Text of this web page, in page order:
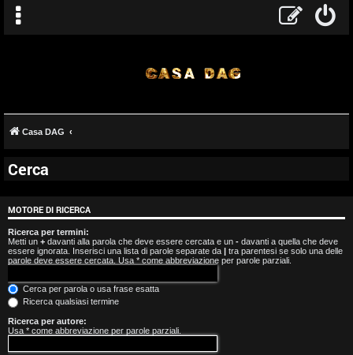
A
r
g
o
m
e
n
Casa DAG
Cerca
MOTORE DI RICERCA
Ricerca per termini:
Metti un + davanti alla parola che deve essere cercata e un - davanti a quella che deve
essere ignorata. Inserisci una lista di parole separate da | tra parentesi se solo una delle
parole deve essere cercata. Usa * come abbreviazione per parole parziali.
Cerca per parola o usa frase esatta
Ricerca qualsiasi termine
Ricerca per autore:
Usa * come abbreviazione per parole parziali.